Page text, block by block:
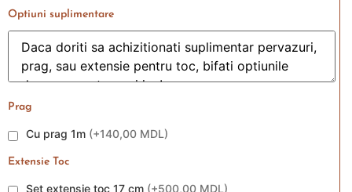
Optiuni suplimentare
Prag
Cu prag 1m (+140,00 MDL)
Extensie Toc
Set extensie toc 17 cm (+500,00 MDL)